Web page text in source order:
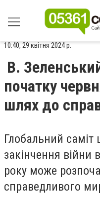
10:40, 29 квітня 2024 р.
В.
початку
шлях до
Глобальний саміт
закінчення війни
року може
справедливого